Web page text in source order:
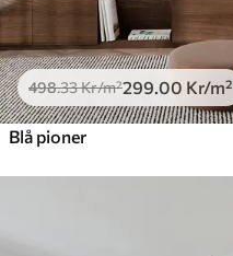
498.33Kr/m²299 .00 Kr/m²
Blå pioner